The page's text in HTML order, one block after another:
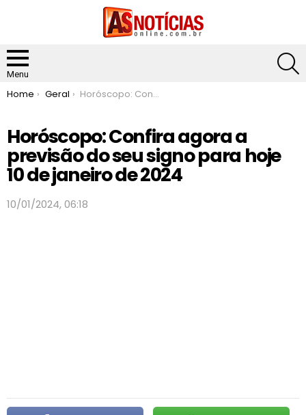
Menu
You are here:
Home Geral Horóscopo: Confira agora a previsão do seu signo para hoje 10 de janeiro de 2024
Horóscopo: Confira agora a
previsão do seu signo para hoje
10 de janeiro de 2024
10/01/2024, 06:18